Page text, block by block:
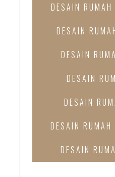
DESAIN RUMAH
DESAIN
DESAIN
DESAIN
DESAIN
DESAIN
DESAIN